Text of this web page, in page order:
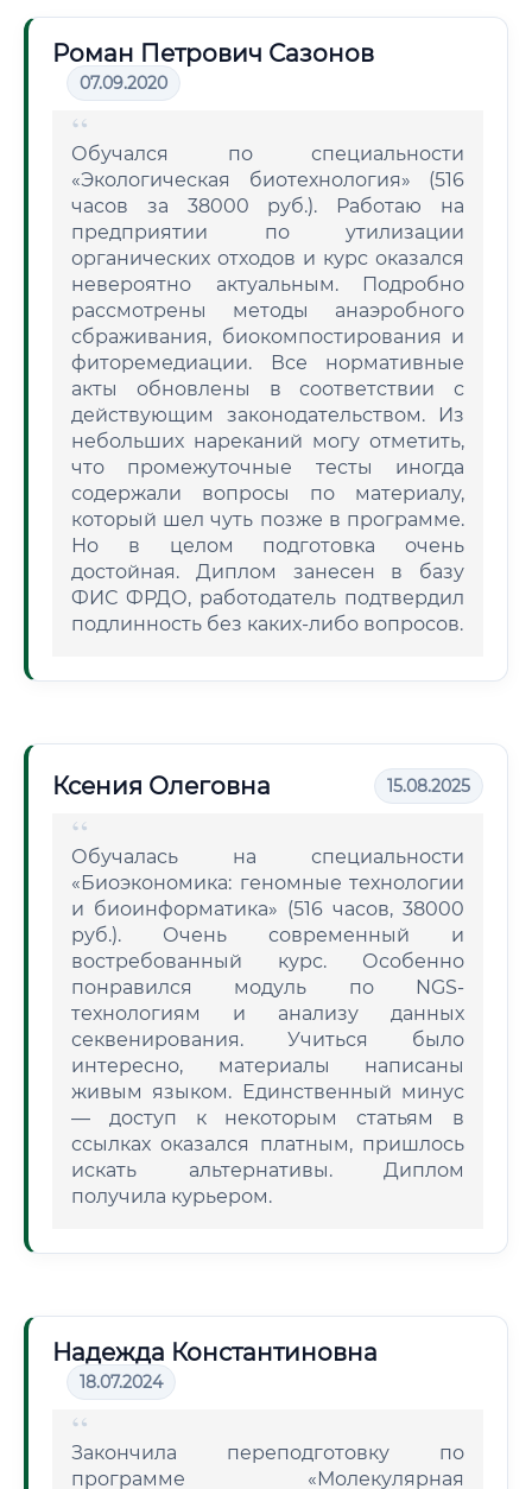
Роман Петрович Сазонов
07.09.2020
Обучался по специальности
«Экологическая биотехнология» (516
часов за 38000 руб.). Работаю на
предприятии по утилизации
органических отходов и курс оказался
невероятно актуальным. Подробно
рассмотрены методы анаэробного
сбраживания, биокомпостирования и
фиторемедиации. Все нормативные
акты обновлены в соответствии с
действующим законодательством. Из
небольших нареканий могу отметить,
что промежуточные тесты иногда
содержали вопросы по материалу,
который шел чуть позже в программе.
Но в целом подготовка очень
достойная. Диплом занесен в базу
ФИС ФРДО, работодатель подтвердил
подлинность без каких-либо вопросов.
Ксения Олеговна 15.08.2025
Обучалась на специальности
«Биоэкономика: геномные технологии
и биоинформатика» (516 часов, 38000
руб.). Очень современный и
востребованный курс. Особенно
понравился модуль по NGS-
технологиям и анализу данных
секвенирования. Учиться было
интересно, материалы написаны
живым языком. Единственный минус
— доступ к некоторым статьям в
ссылках оказался платным, пришлось
искать альтернативы. Диплом
получила курьером.
Надежда Константиновна
18.07.2024
Закончила переподготовку по
программе «Молекулярная